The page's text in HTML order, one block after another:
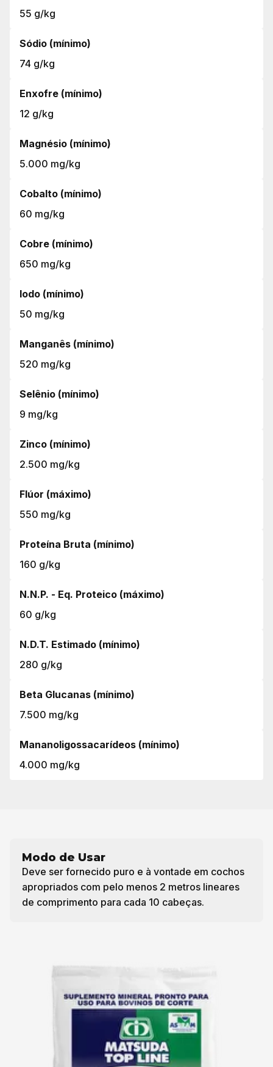
55 g/kg
Sódio (mínimo)
74 g/kg
Enxofre (mínimo)
12 g/kg
Magnésio (mínimo)
5.000 mg/kg
Cobalto (mínimo)
60 mg/kg
Cobre (mínimo)
650 mg/kg
Iodo (mínimo)
50 mg/kg
Manganês (mínimo)
520 mg/kg
Selênio (mínimo)
9 mg/kg
Zinco (mínimo)
2.500 mg/kg
Flúor (máximo)
550 mg/kg
Proteína Bruta (mínimo)
160 g/kg
N.N.P. - Eq. Proteico (máximo)
60 g/kg
N.D.T. Estimado (mínimo)
280 g/kg
Beta Glucanas (mínimo)
7.500 mg/kg
Mananoligossacarídeos (mínimo)
4.000 mg/kg
Modo de Usar
Deve ser fornecido puro e à vontade em cochos
apropriados com pelo menos 2 metros lineares
de comprimento para cada 10 cabeças.